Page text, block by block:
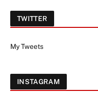
TWITTER
My Tweets
INSTAGRAM